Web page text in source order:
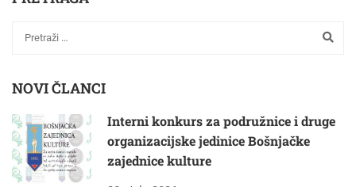
NOVI ČLANCI
Interni konkurs za podružnice i druge
organizacijske jedinice Bošnjačke
zajednice kulture